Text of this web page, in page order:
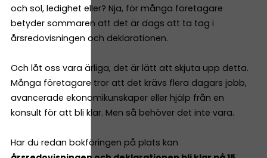
och sol, ledighet eller? Nja, för många företagare
betyder sommaren att det är dags att ta tag i
årsredovisningen och deklarationen.
Och låt oss vara ärliga, det är lätt att skjuta upp detta.
Många företagare tror att det krävs flera dagars jobb,
avancerade ekonomikunskaper eller hjälp från en
konsult för att bli klar. Men så behöver det inte vara.
Har du redan bokföringen på plats kan